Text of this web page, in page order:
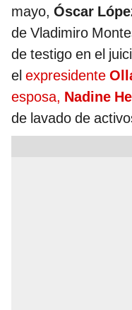
mayo, Óscar
de Vladimiro
de testigo en el
el expresidente
esposa, Nadine
de lavado de